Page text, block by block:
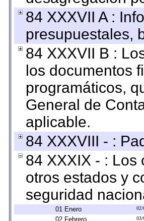
84 XXXVII A :
presupuestales,
84 XXXVII B :
los documentos
programáticos,
General de
aplicable.
84 XXXVIII - :
84 XXXIX - :
otros estados y
seguridad
01 Enero 02/
02 Febrero 03/